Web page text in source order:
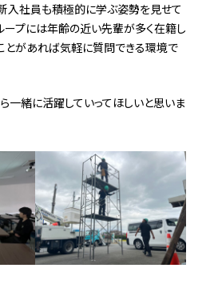
入社員も積極的に学ぶ姿勢を見せて
ープには年齢の近い先輩が多く在籍し
とがあれば気軽に質問できる環境で
一緒に活躍していってほしいと思いま